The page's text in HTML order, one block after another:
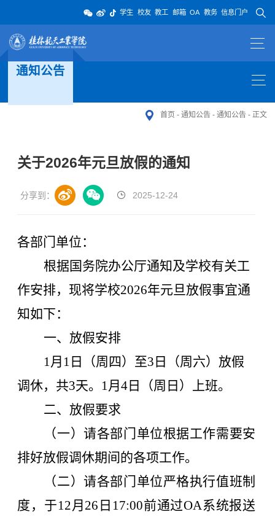
学生 校友 教工 邮箱 OA 教务 信息门户
通知公告
首页 - 通知公告- 通知公告- 正文
关于2026年元旦放假的通知
分享到： 2025-12-24
各部门单位：
根据国务院办公厅通知及学校有关工
作安排，现将学校2026年元旦 放假事宜通
知如下：
一、放假安排
1月 1 日（周四）至3 日（周六）放假
调休，共3天。 1月4 日（周日）上班。
二、放假要求
（一）请各部门单位根据工作需要安
排好放假调休期间的各项工作。
（二）请各部门单位严格执行值班制
度，于12月 26 日 17:00前通过OA系统报送